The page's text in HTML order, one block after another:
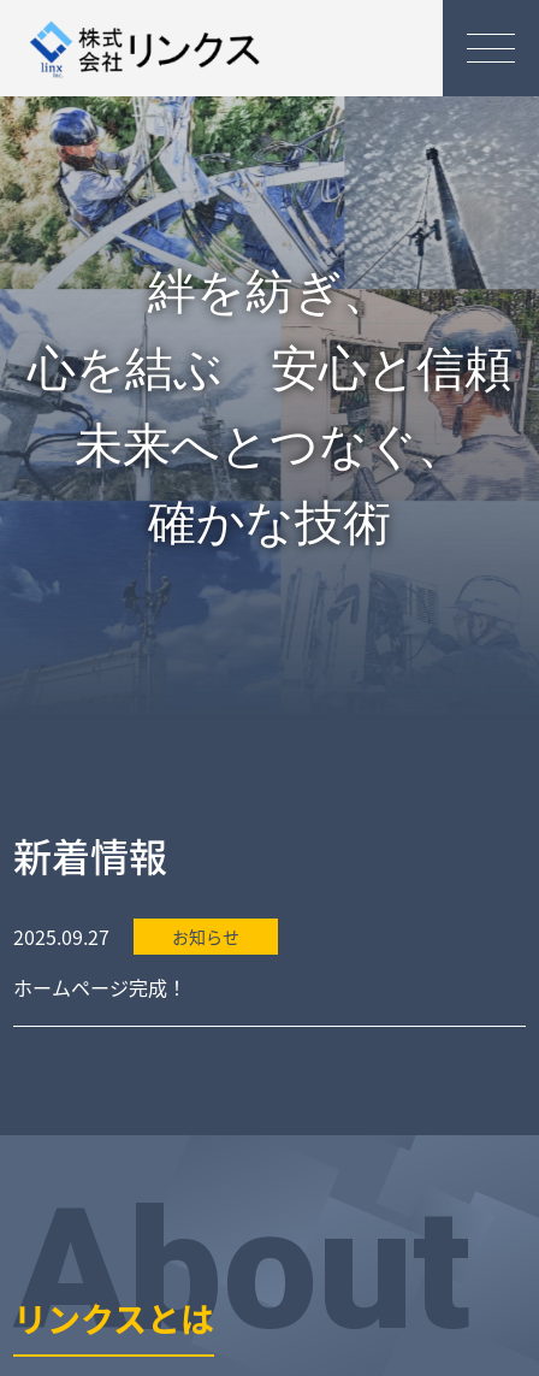
絆を紡ぎ、
心を結ぶ 安心と信頼
未来へとつなぐ、
確かな技術
新着情報
2025.09.27 お知らせ
ホームページ完成！
About
リンクスとは